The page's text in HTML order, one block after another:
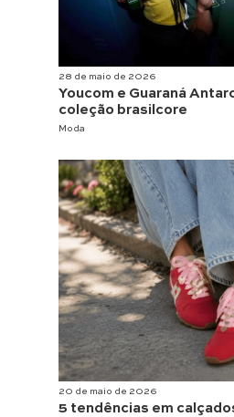
28 de maio de 2026
Youcom e Guaraná
coleção brasilcore
Moda
20 de maio de 2026
5 tendências em